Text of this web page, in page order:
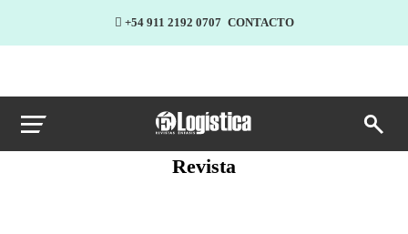
+54 911 2192 0707 CONTACTO
Revista